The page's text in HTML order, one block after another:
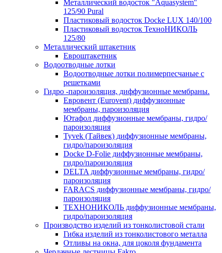
Металлический водосток "Aquasystem"
125/90 Pural
Пластиковый водосток Docke LUX 140/100
Пластиковый водосток ТехноНИКОЛЬ
125/80
Металлический штакетник
Евроштакетник
Водоотводные лотки
Водоотводные лотки полимерпесчаные с
решетками
Гидро -пароизоляция, диффузионные мембраны.
Евровент (Eurovent) диффузионные
мембраны, пароизоляция
Ютафол диффузионные мембраны, гидро/
пароизоляция
Tyvek (Тайвек) диффузионные мембраны,
гидро/пароизоляция
Docke D-Folie диффузионные мембраны,
гидро/пароизоляция
DELTA диффузионные мембраны, гидро/
пароизоляция
FARACS диффузионные мембраны, гидро/
пароизоляция
ТЕХНОНИКОЛЬ диффузионные мембраны,
гидро/пароизоляция
Производство изделий из тонколистовой стали
Гибка изделий из тонколистового металла
Отливы на окна, для цоколя фундамента